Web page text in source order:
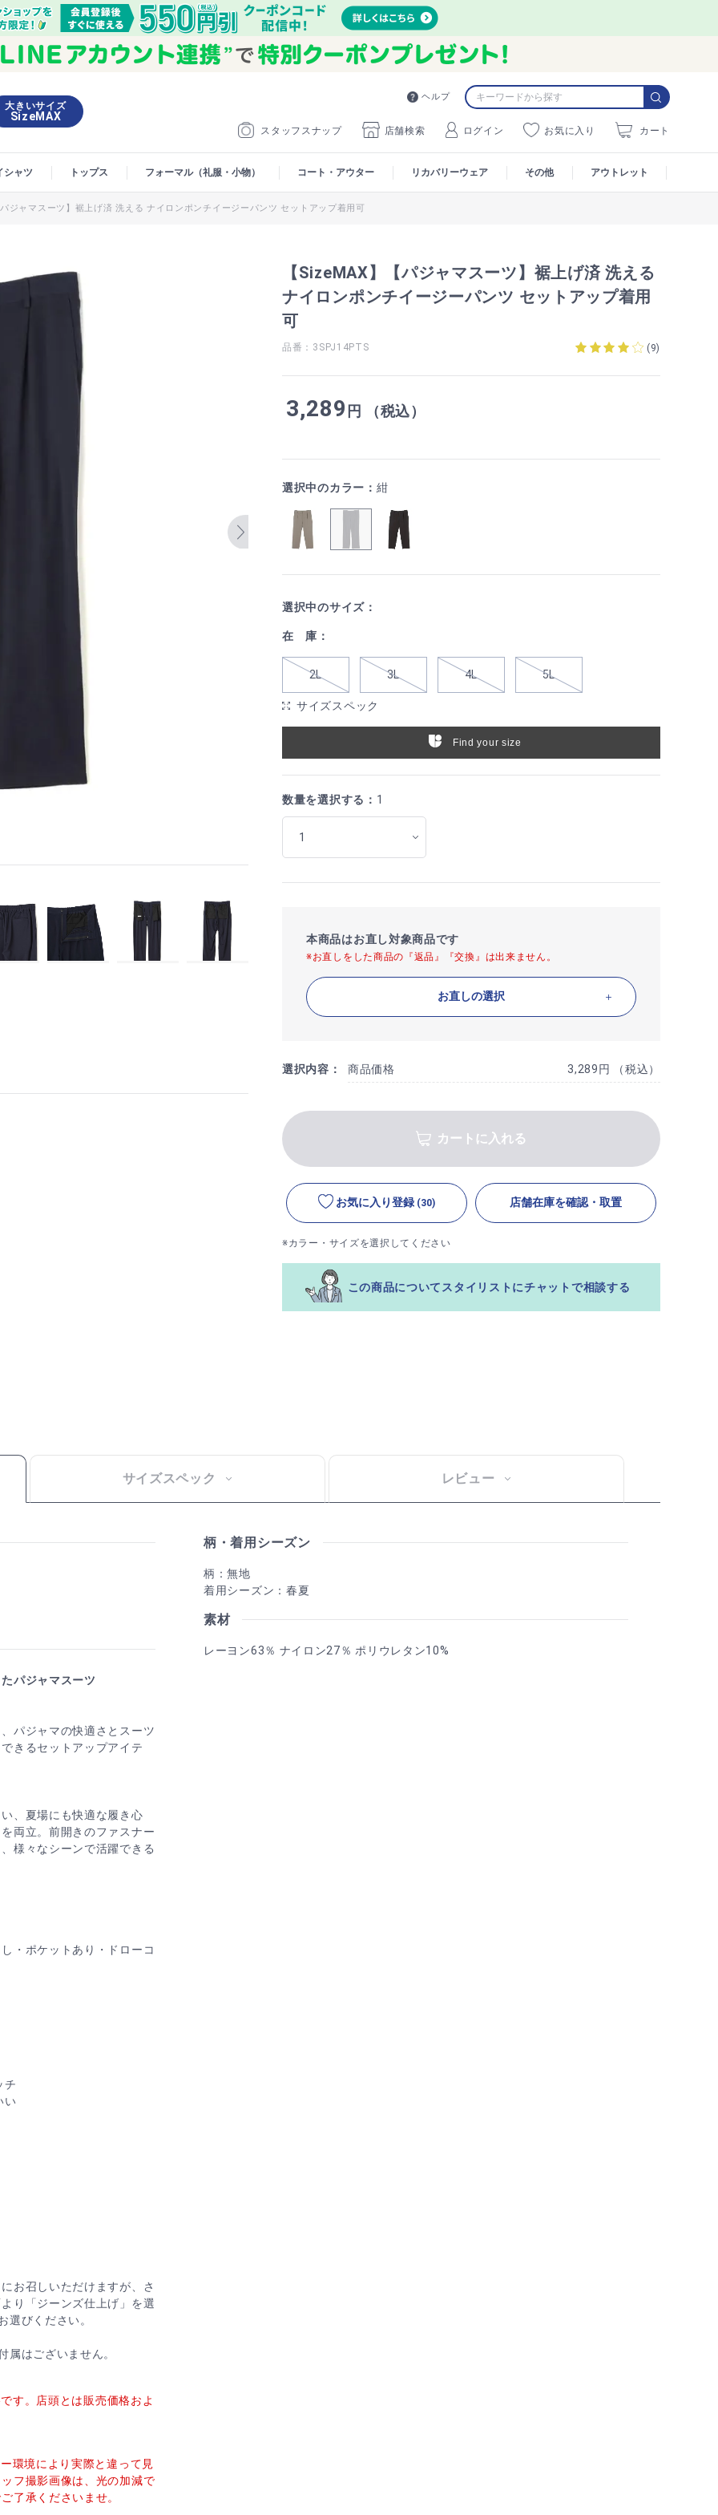
ヘルプ
スタッフスナップ 店舗検索 ログイン お気に入り カート
大きいサイズ
SizeMAX
シャツ トップス フォーマル（礼服・小物） コート・アウター リカバリーウェア その他 アウトレット
ジャマスーツ】裾上げ済 洗える ナイロンポンチイージーパンツ セットアップ着用可
【SizeMAX】【パジャマスーツ】裾上げ済 洗える
ナイロンポンチイージーパンツ セットアップ着用
可
品番：3SPJ14PTS (9)
3,289 円 （税込）
選択中のカラー： 紺
選択中のサイズ：
在 庫：
2L 3L 4L 5L
サイズスペック
Find your size
数量を選択する： 1
本商品はお直し対象商品です
※お直しをした商品の『返品』『交換』は出来ません。
お直しの選択
選択内容： 商品価格 3,289円 （税込）
カートに入れる
お気に入り登録 (30) 店舗在庫を確認・取置
※カラー・サイズを選択してください
この商品についてスタイリストにチャットで相談する
サイズスペック レビュー
パジャマスーツ
パジャマの快適さとスーツ
きるセットアップアイテ
、夏場にも快適な履き心
両立。前開きのファスナー
様々なシーンで活躍できる
・ポケットあり・ドローコ
チ
い
お召しいただけますが、さ
り「ジーンズ仕上げ」を選
びください。
属はございません。
す。店頭とは販売価格およ
環境により実際と違って見
フ撮影画像は、光の加減で
了承くださいませ。
柄・着用シーズン
柄：無地
着用シーズン：春夏
素材
レーヨン63％ ナイロン27％ ポリウレタン10%